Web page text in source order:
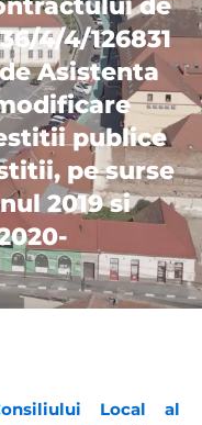
de
4/4/126831
Asistenta
publice
pe surse
2019 si
Local al